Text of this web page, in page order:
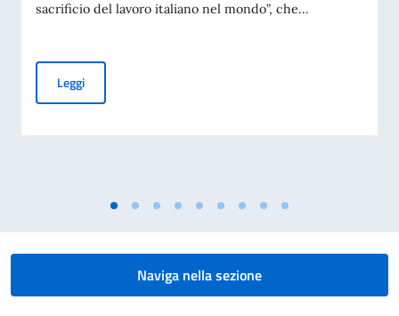
sacrificio del lavoro italiano nel mondo”, che...
LeggiGiornata Nazionale del Sacrificio del Lavoro Italiano nel
Naviga nella sezione